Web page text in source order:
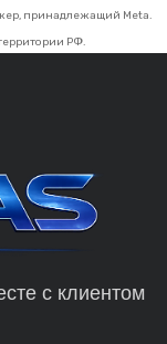
принадлежащий Meta.
РФ.
с клиентом